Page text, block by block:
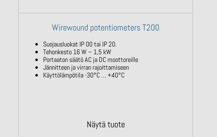
Wirewound potentiometers T200
Suojausluokat IP 00 tai IP 20.
Tehonkesto 16 W – 1,5 kW
Portaaton säätö AC ja DC moottoreille
Jännitteen ja virran rajoittamiseen
Käyttölämpötila -30°C … +40°C
Näytä tuote